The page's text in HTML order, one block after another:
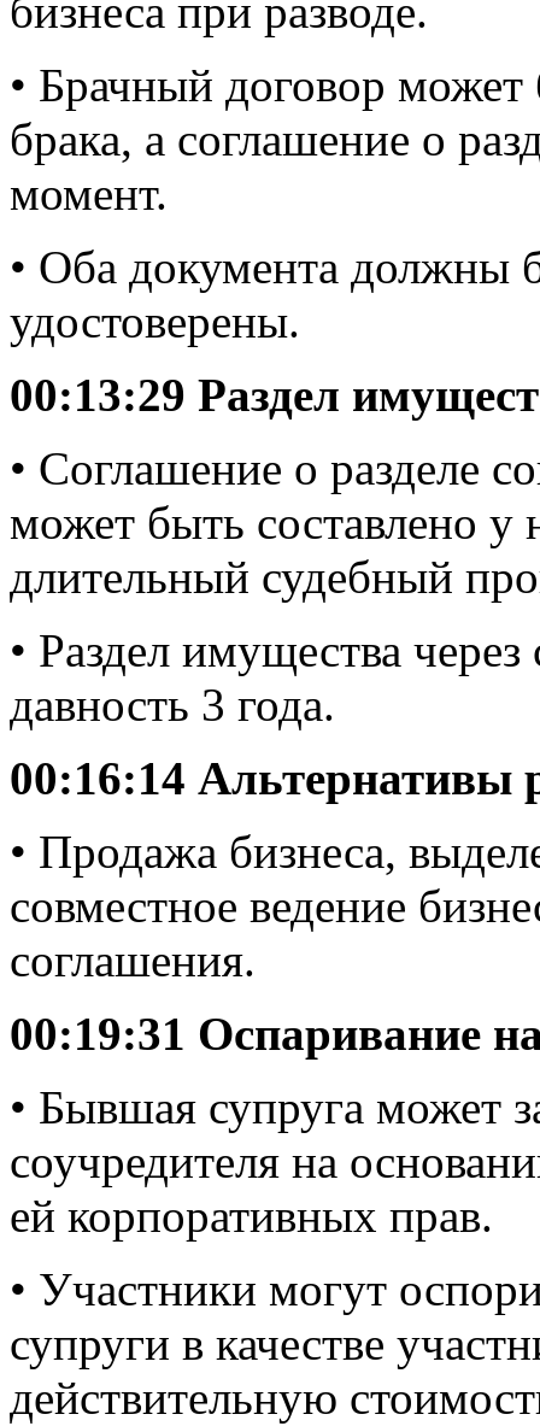
бизнеса при разводе.
• Брачный договор
брака, а соглашение о
момент.
• Оба документа должны
удостоверены.
00:13:29 Раздел
• Соглашение о разделе
может быть составлено у
длительный судебный
• Раздел имущества
давность 3 года.
00:16:14 Альтернативы
• Продажа бизнеса,
совместное ведение
соглашения.
00:19:31 Оспаривание
• Бывшая супруга может
соучредителя на
ей корпоративных прав.
• Участники могут
супруги в качестве
действительную